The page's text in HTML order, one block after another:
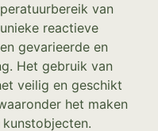
van
reactieve
gevarieerde en
Het gebruik van
veilig en geschikt
het maken